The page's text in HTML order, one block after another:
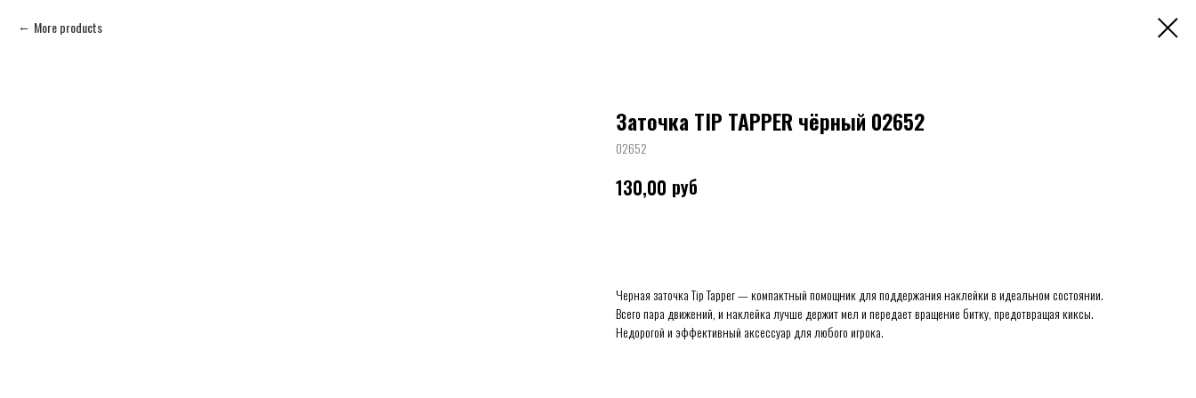
More products
Заточка TIP TAPPER чёрный 02652
02652
130,00 руб
Черная заточка Tip Tapper — компактный помощник для поддержания наклейки в идеальном состоянии.
Всего пара движений, и наклейка лучше держит мел и передает вращение битку, предотвращая киксы.
Недорогой и эффективный аксессуар для любого игрока.